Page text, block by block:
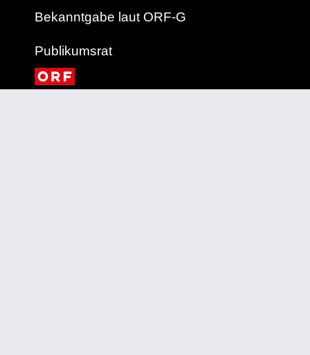
Bekanntgabe laut ORF-G
Publikumsrat